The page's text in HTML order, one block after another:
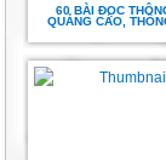
60 BÀI ĐỌC
QUẢNG CÁO,